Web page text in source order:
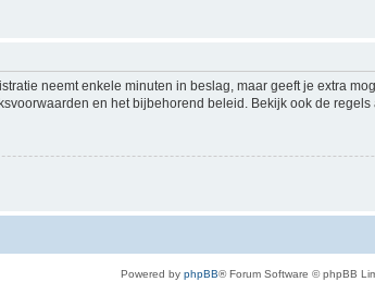
neemt enkele minuten in beslag, maar geeft je extra
en het bijbehorend beleid. Bekijk ook de
Powered by phpBB® Forum Software © phpBB